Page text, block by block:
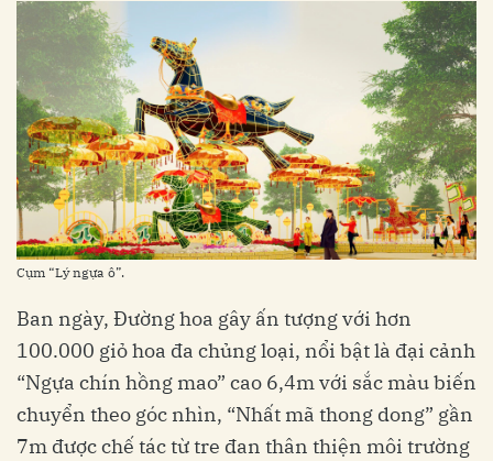
Cụm “Lý ngựa ô”.
Ban ngày, Đường hoa gây ấn tượng với hơn
100.000 giỏ hoa đa chủng loại, nổi bật là đại cảnh
“Ngựa chín hồng mao” cao 6,4m với sắc màu biến
chuyển theo góc nhìn, “Nhất mã thong dong” gần
7m được chế tác từ tre đan thân thiện môi trường